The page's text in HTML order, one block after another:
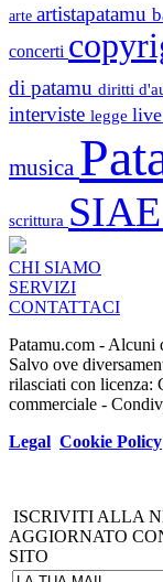
arte artistapatamu
concerti
di patamu diritti
interviste legge live
musica
scrittura SIAE
CHI SIAMO
SERVIZI
CONTATTACI
Patamu.com - Alcuni
Salvo ove
rilasciati con licenza:
commerciale -
Legal Cookie Policy
ISCRIVITI ALLA
AGGIORNATO
SITO